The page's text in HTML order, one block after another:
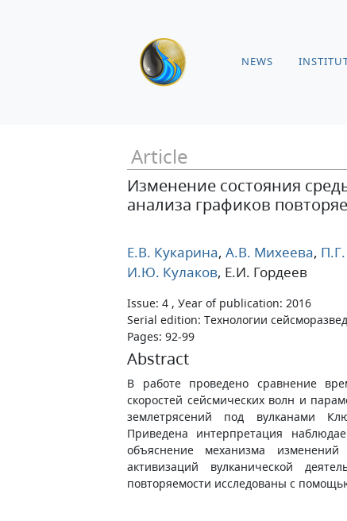
NEWS
Article
Изменение состояния
анализа графиков
Е.В. Кукарина, А.В. Михеева,
И.Ю. Кулаков, Е.И. Гордеев
Issue: 4 , Уear of publication: 2016
Serial edition: Технологии
Pages: 92-99
Abstract
В работе проведено сравнение
скоростей сейсмических волн и
землетрясений под вулканами
Приведена интерпретация
объяснение механизма
активизаций вулканической
повторяемости исследованы с